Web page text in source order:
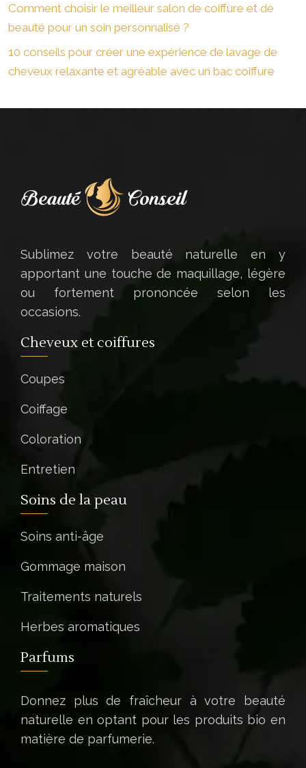
Comment choisir le meilleur salon de coiffure et de
beauté pour un soin personnalisé ?
10 conseils pour créer une expérience de lavage de
cheveux relaxante et agréable avec un bac coiffure
Sublimez votre beauté naturelle en y
apportant une touche de maquillage, légère
ou fortement prononcée selon les
occasions.
Cheveux et coiffures
Coupes
Coiffage
Coloration
Entretien
Soins de la peau
Soins anti-âge
Gommage maison
Traitements naturels
Herbes aromatiques
Parfums
Donnez plus de fraîcheur à votre beauté
naturelle en optant pour les produits bio en
matière de parfumerie.